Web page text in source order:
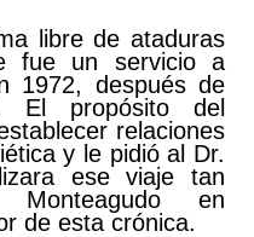
libre de ataduras
fue un servicio a
1972, después de
El propósito del
relaciones
y le pidió al Dr.
ese viaje tan
Monteagudo en
de esta crónica.